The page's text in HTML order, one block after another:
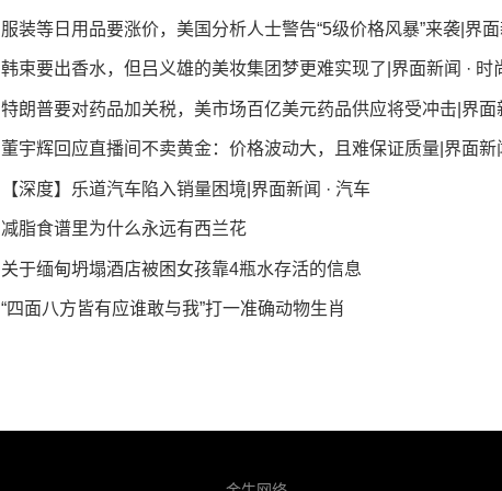
服装等日用品要涨价，美国分析人士警告“5级价格风暴”来袭|界面
韩束要出香水，但吕义雄的美妆集团梦更难实现了|界面新闻 · 时
特朗普要对药品加关税，美市场百亿美元药品供应将受冲击|界面
董宇辉回应直播间不卖黄金：价格波动大，且难保证质量|界面新
【深度】乐道汽车陷入销量困境|界面新闻 · 汽车
减脂食谱里为什么永远有西兰花
关于缅甸坍塌酒店被困女孩靠4瓶水存活的信息
“四面八方皆有应谁敢与我”打一准确动物生肖